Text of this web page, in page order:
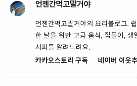
언젠간먹고말거야
언젠간먹고말거야의 요리블로그.
한 날을 위한 고급 음식, 집들이, 생
시피를 알려드려요.
카카오스토리 구독
네이버 이웃